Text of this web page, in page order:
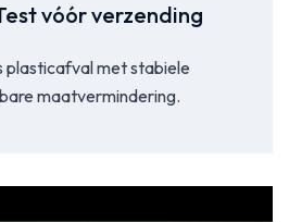
vóór verzending
plasticafval met stabiele
maatvermindering.